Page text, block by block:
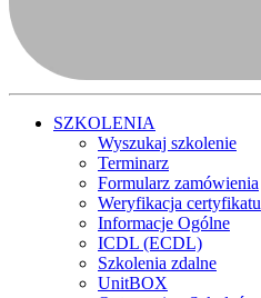
SZKOLENIA
Wyszukaj szkolenie
Terminarz
Formularz zamówienia
Weryfikacja certyfikatu
Informacje Ogólne
ICDL (ECDL)
Szkolenia zdalne
UnitBOX